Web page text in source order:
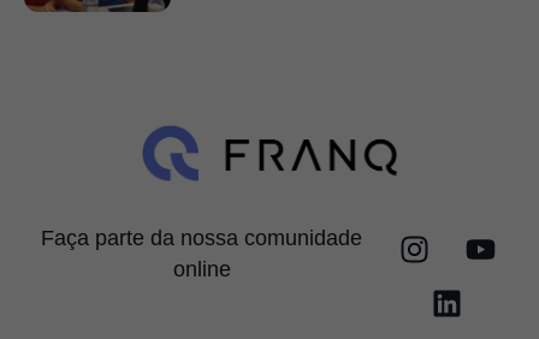
Faça parte da nossa comunidade
online